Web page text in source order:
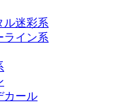
ル迷彩系
ライン系
カール